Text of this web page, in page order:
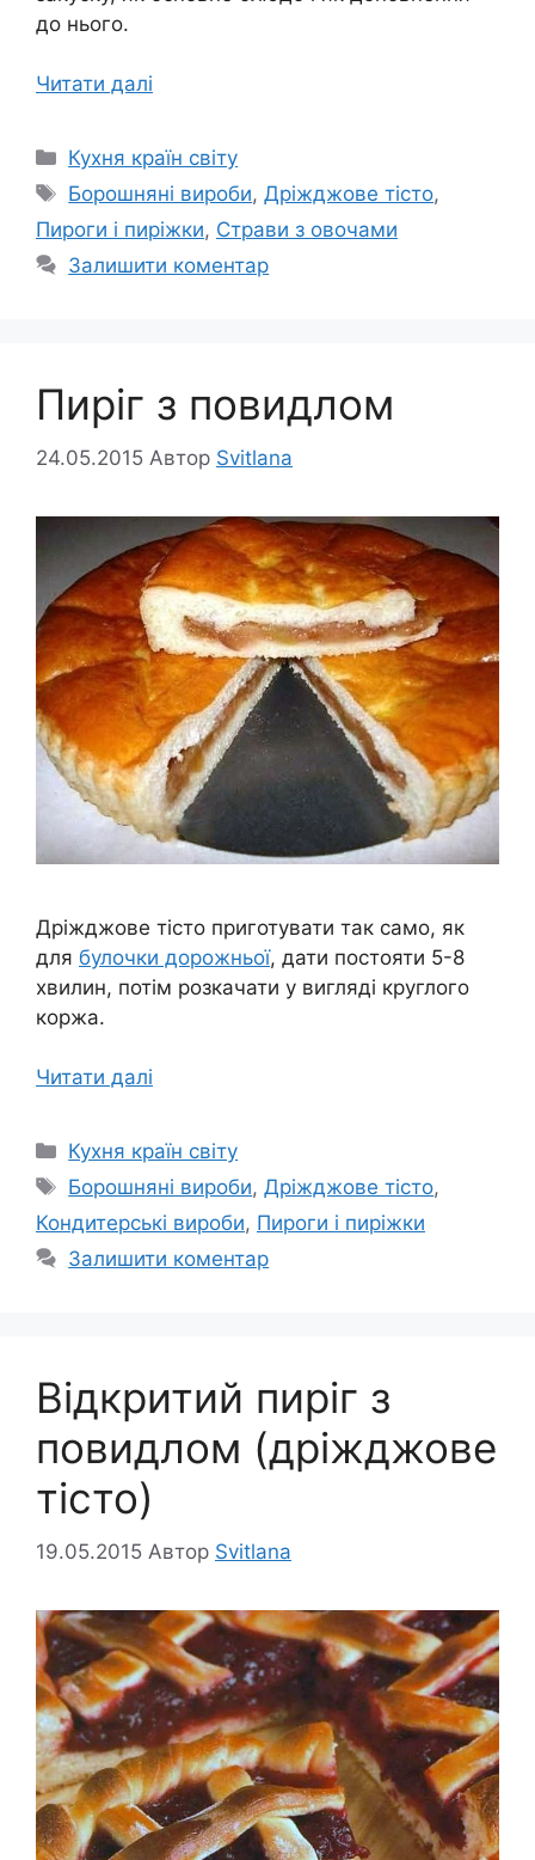
до нього.
Читати далі
Категорії
Кухня країн світу
Позначки
Борошняні вироби,Дріжджове тісто,
Пироги і пиріжки, Страви з овочами
Залишити коментар
Пиріг з повидлом
24.05.2015 Автор Svitlana
Дріжджове тісто приготувати так само, як
для булочки дорожньої, дати постояти 5-8
хвилин, потім розкачати у вигляді круглого
коржа.
Читати далі
Категорії
Кухня країн світу
Позначки
Борошняні вироби,Дріжджове тісто,
Кондитерські вироби, Пироги і пиріжки
Залишити коментар
Відкритий пиріг з
повидлом (дріжджове
тісто)
19.05.2015 Автор Svitlana